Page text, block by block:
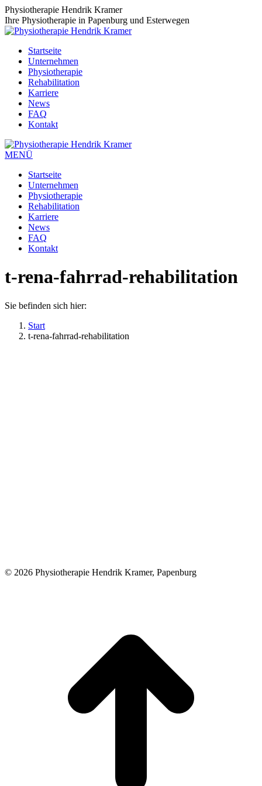
Zum
Inhalt
springen
Physiotherapie Hendrik Kramer
Ihre Physiotherapie in Papenburg und Esterwegen
Startseite
Unternehmen
Physiotherapie
Rehabilitation
Karriere
News
FAQ
Kontakt
MENÜ
Startseite
Unternehmen
Physiotherapie
Rehabilitation
Karriere
News
FAQ
Kontakt
t-rena-fahrrad-rehabilitation
Sie befinden sich hier:
Start
t-rena-fahrrad-rehabilitation
© 2026 Physiotherapie Hendrik Kramer, Papenburg